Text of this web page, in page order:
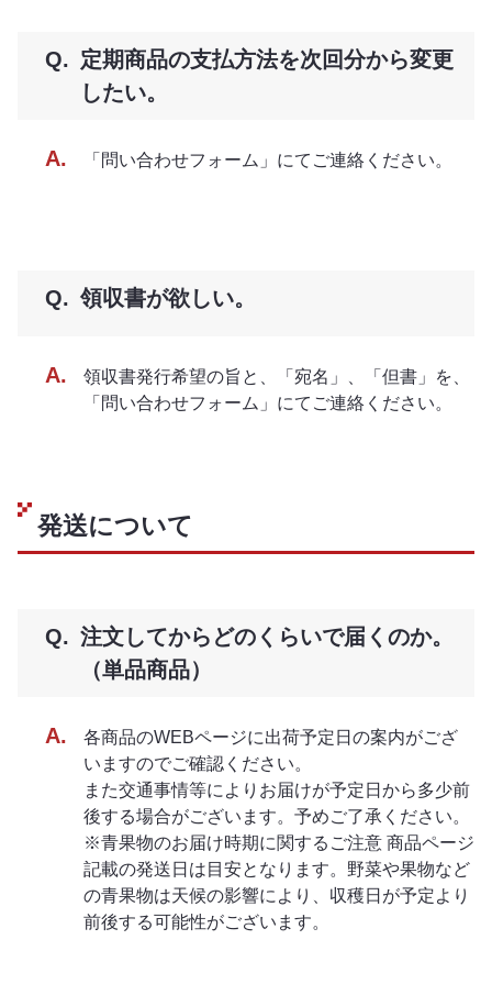
定期商品の支払方法を次回分から変更
したい。
「問い合わせフォーム」にてご連絡ください。
領収書が欲しい。
領収書発行希望の旨と、「宛名」、「但書」を、
「問い合わせフォーム」にてご連絡ください。
発送について
注文してからどのくらいで届くのか。
（単品商品）
各商品のWEBページに出荷予定日の案内がござ
いますのでご確認ください。
また交通事情等によりお届けが予定日から多少前
後する場合がございます。予めご了承ください。
※青果物のお届け時期に関するご注意 商品ページ
記載の発送日は目安となります。野菜や果物など
の青果物は天候の影響により、収穫日が予定より
前後する可能性がございます。